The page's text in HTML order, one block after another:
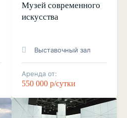
Музей современного
искусства
Выставочный зал
Аренда от:
550 000 р/сутки